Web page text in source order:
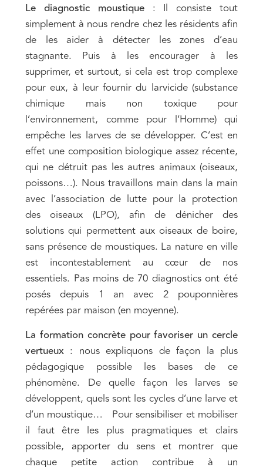
Le diagnostic moustique: Il consiste tout
simplement à nous rendre chez les résidents afin
de les aider à détecter les zones d’eau
stagnante. Puis à les encourager à les
supprimer, et surtout, si cela est trop complexe
pour eux, à leur fournir du larvicide (substance
chimique mais non toxique pour
l’environnement, comme pour l’Homme) qui
empêche les larves de se développer. C’est en
effet une composition biologique assez récente,
qui ne détruit pas les autres animaux (oiseaux,
poissons…). Nous travaillons main dans la main
avec l’association de lutte pour la protection
des oiseaux (LPO), afin de dénicher des
solutions qui permettent aux oiseaux de boire,
sans présence de moustiques. La nature en ville
est incontestablement au cœur de nos
essentiels. Pas moins de 70 diagnostics ont été
posés depuis 1 an avec 2 pouponnières
repérées par maison (en moyenne).
La formation concrète pour favoriser un cercle
vertueux : nous expliquons de façon la plus
pédagogique possible les bases de ce
phénomène. De quelle façon les larves se
développent, quels sont les cycles d’une larve et
d’un moustique… Pour sensibiliser et mobiliser
il faut être les plus pragmatiques et clairs
possible, apporter du sens et montrer que
chaque petite action contribue à un